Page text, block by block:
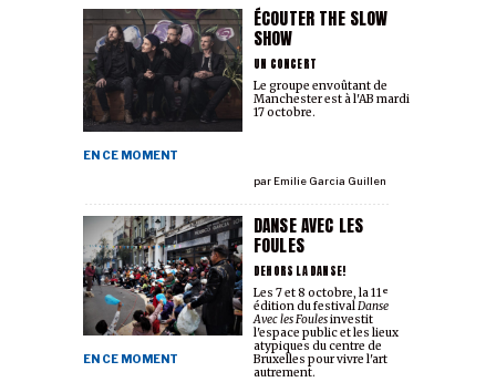
ÉCOUTER THE SLOW
SHOW
UN CONCERT
EN CE MOMENT
parEmilie Garcia Guillen
Le groupe envoûtant de
Manchester est à l'AB mardi
17 octobre.
DANSE AVEC LES
FOULES
DEHORS LA DANSE!
EN CE MOMENT
Les 7 et 8 octobre, la 11ᵉ
édition du festivalDanse
Avec les Foulesinvestit
l'espace public et les lieux
atypiques du centre de
Bruxelles pour vivre l'art
autrement.